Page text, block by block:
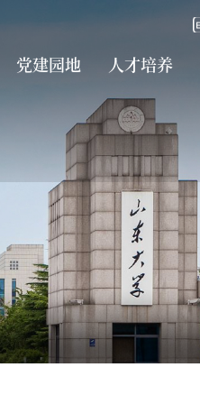
党建园地 人才培养